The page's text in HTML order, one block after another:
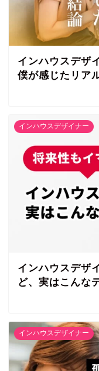
インハウスデザ
僕が感じたリア
インハウスデザイナー
インハウスデザ
ど、実はこんな
インハウスデザイナー